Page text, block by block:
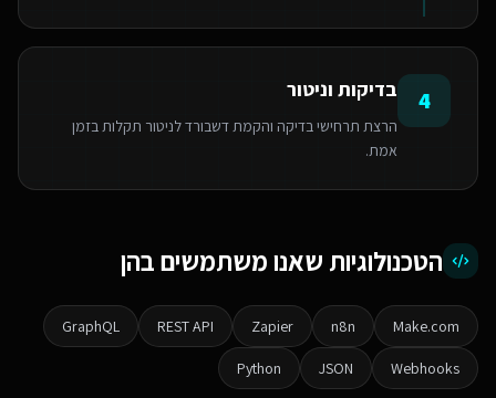
4 בדיקות וניטור
הרצת תרחישי בדיקה והקמת דשבורד לניטור תקלות בזמן
אמת.
הטכנולוגיות שאנו משתמשים בהן
Make.com
n8n
Zapier
REST API
GraphQL
Webhooks
JSON
Python